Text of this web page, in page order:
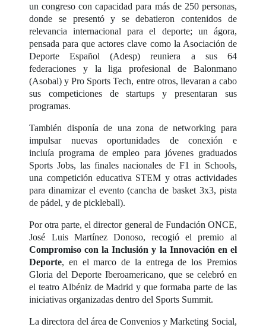
un congreso con capacidad para más de 250 personas,
donde se presentó y se debatieron contenidos de
relevancia internacional para el deporte; un ágora,
pensada para que actores clave como la Asociación de
Deporte Español (Adesp) reuniera a sus 64
federaciones y la liga profesional de Balonmano
(Asobal) y Pro Sports Tech, entre otros, llevaran a cabo
sus competiciones de startups y presentaran sus
programas.
También disponía de una zona de networking para
impulsar nuevas oportunidades de conexión e
incluía programa de empleo para jóvenes graduados
Sports Jobs, las finales nacionales de F1 in Schools,
una competición educativa STEM y otras actividades
para dinamizar el evento (cancha de basket 3x3, pista
de pádel, y de pickleball).
Por otra parte, el director general de Fundación ONCE,
José Luis Martínez Donoso, recogió el premio al
Compromiso con la Inclusión y la Innovación en el
Deporte, en el marco de la entrega de los Premios
Gloria del Deporte Iberoamericano, que se celebró en
el teatro Albéniz de Madrid y que formaba parte de las
iniciativas organizadas dentro del Sports Summit.
La directora del área de Convenios y Marketing Social,